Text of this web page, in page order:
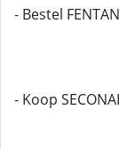
- Bestel
- Koop